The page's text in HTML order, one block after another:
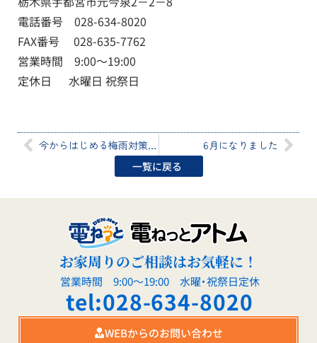
電話番号 028-634-8020
FAX番号 028-635-7762
営業時間 9:00～19:00
定休日 水曜日 祝祭日
今からはじめる梅雨対策！～衣類乾燥除湿機のこと～
6月になりました
一覧に戻る
お家周りのご相談はお気軽に！
営業時間 9:00～19:00 水曜・祝祭日定休
tel:028-634-8020
WEBからのお問い合わせ